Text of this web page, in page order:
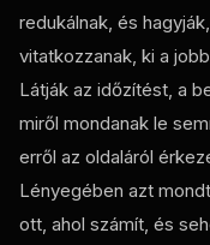
redukálnak, és
vitatkozzanak, ki a
Látják az időzítést, a
miről mondanak le
erről az oldaláról
Lényegében azt
ott, ahol számít, és